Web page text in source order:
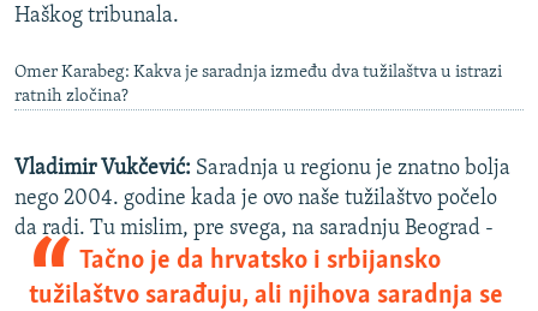
Haškog tribunala.
Omer Karabeg: Kakva je saradnja između dva tužilaštva u istrazi
ratnih zločina?
Vladimir Vukčević: Saradnja u regionu je znatno bolja
nego 2004. godine kada je ovo naše tužilaštvo počelo
da radi.
Tačno je da hrvatsko i srbijansko
tužilaštvo sarađuju, ali njihova saradnja se
Tu mislim, pre svega, na saradnju Beograd -